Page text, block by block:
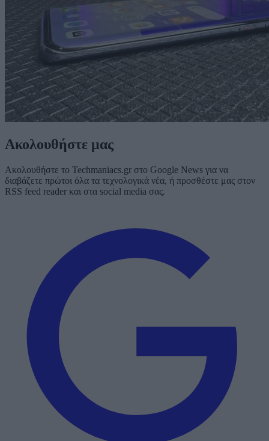
Ακολουθήστε μας
Ακολουθήστε το Techmaniacs.gr στο Google News για να
διαβάζετε πρώτοι όλα τα τεχνολογικά νέα, ή προσθέστε μας στον
RSS feed reader και στα social media σας.